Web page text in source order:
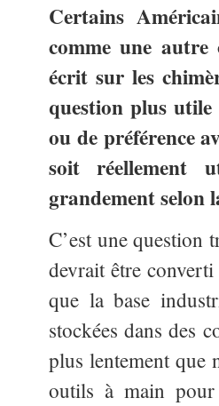
Certains
comme une autre
écrit sur les
question plus
ou de préférence
soit réellement
grandement selon
C’est une question
devrait être
que la base
stockées dans des
plus lentement que
outils à main